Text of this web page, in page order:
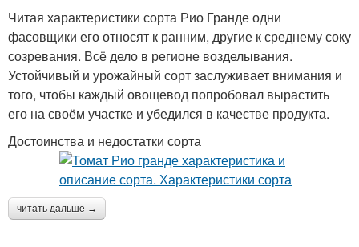
Читая характеристики сорта Рио Гранде одни
фасовщики его относят к ранним, другие к среднему соку
созревания. Всё дело в регионе возделывания.
Устойчивый и урожайный сорт заслуживает внимания и
того, чтобы каждый овощевод попробовал вырастить
его на своём участке и убедился в качестве продукта.
Достоинства и недостатки сорта
читать дальше →